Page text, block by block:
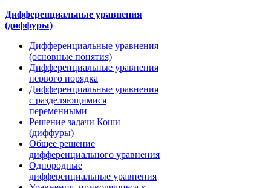
Дифференциальные уравнения
(диффуры)
Дифференциальные уравнения
(основные понятия)
Дифференциальные уравнения
первого порядка
Дифференциальные уравнения
с разделяющимися
переменными
Решение задачи Коши
(диффуры)
Общее решение
дифференциального уравнения
Однородные
дифференциальные уравнения